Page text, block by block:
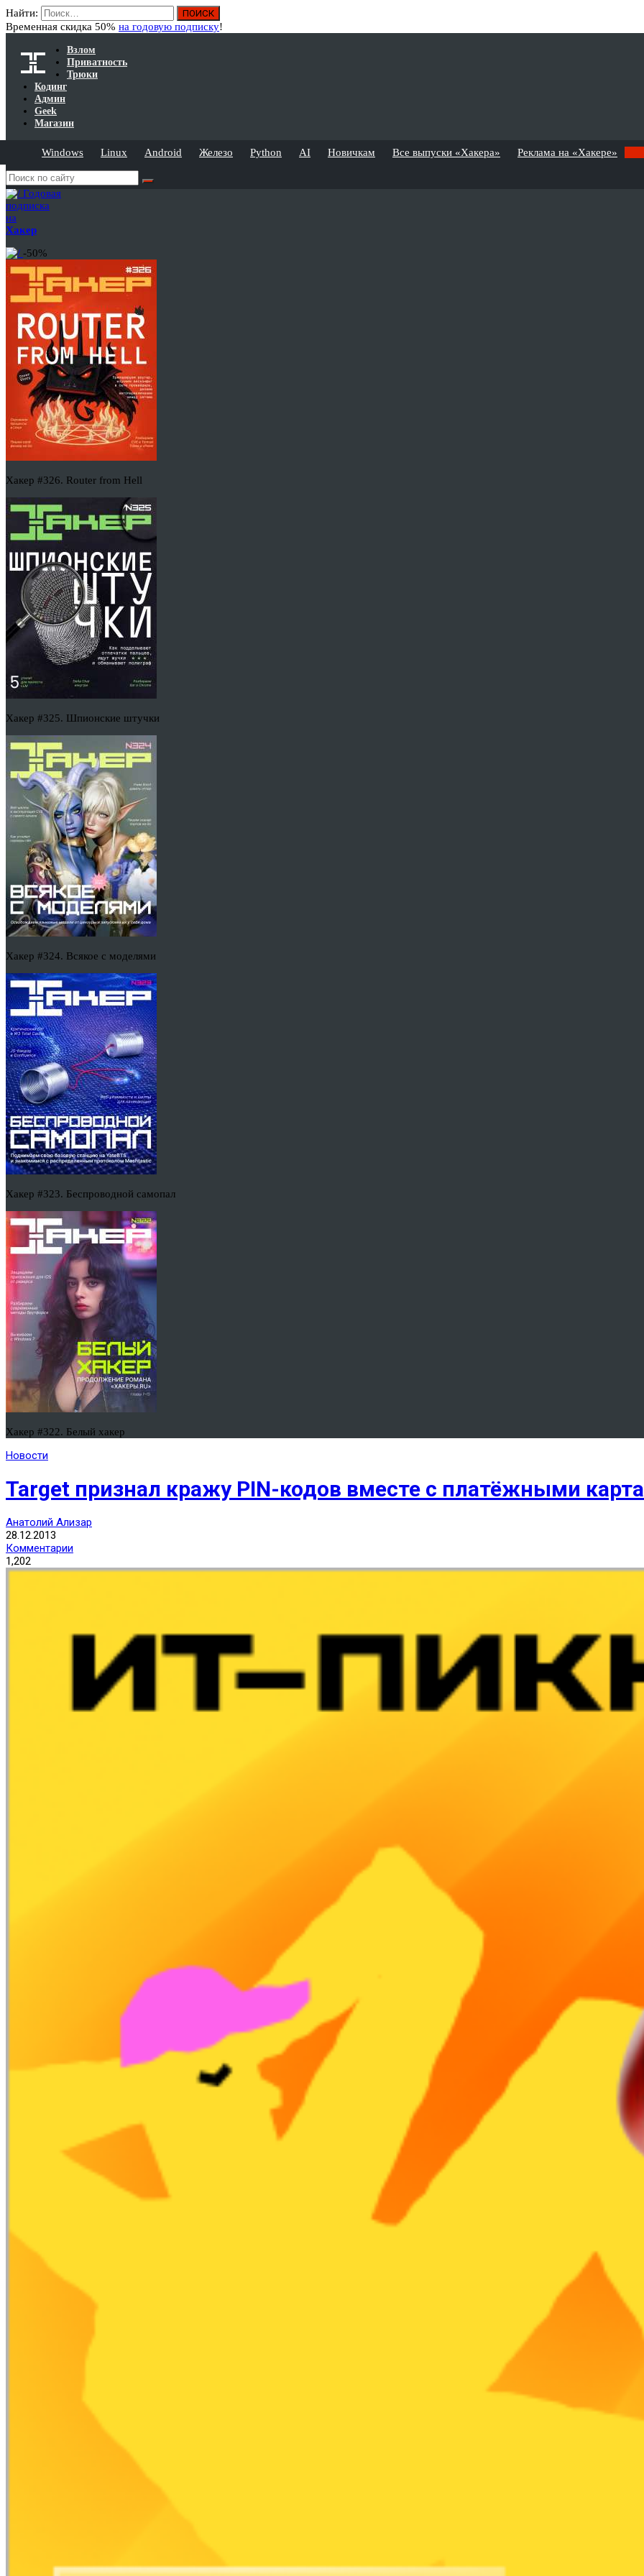
Найти:
Временная скидка 50% на годовую подписку!
Взлом
Приватность
Трюки
Кодинг
Админ
Geek
Магазин
Windows Linux Android Железо Python AI Новичкам Все выпуски «Хакера» Реклама на «Хакере»
Годовая
подписка
на
Хакер
-50%
Хакер #326. Router from Hell
Хакер #325. Шпионские штучки
Хакер #324. Всякое с моделями
Хакер #323. Беспроводной самопал
Хакер #322. Белый хакер
Новости
Target признал кражу PIN-кодов вместе с платёжными
Анатолий Ализар
28.12.2013
Комментарии
1,202